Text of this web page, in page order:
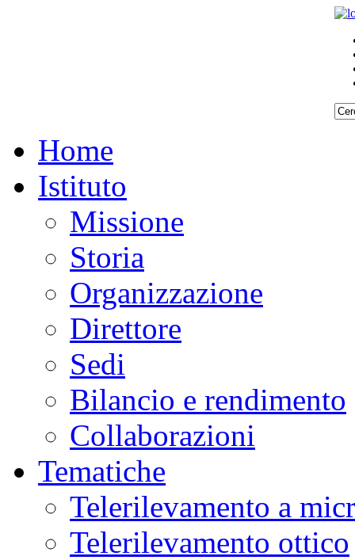
Home
Istituto
Missione
Storia
Organizzazione
Direttore
Sedi
Bilancio e rendimento
Collaborazioni
Tematiche
Telerilevamento a
Telerilevamento ottico